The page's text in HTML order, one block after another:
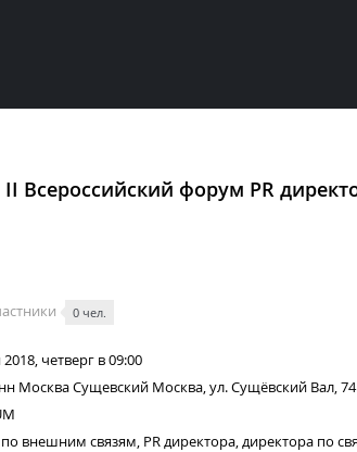
II Всероссийский форум PR
0 чел.
четверг в 09:00
Москва Сущевский Москва, ул. Сущёвский Вал, 74
внешним связям, PR директора, директора по